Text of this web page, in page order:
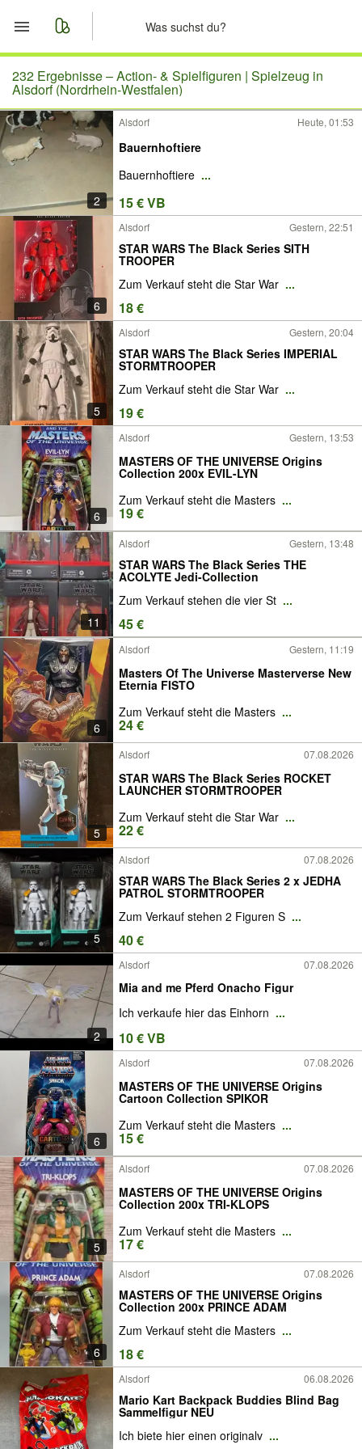
Start
Merkliste
Nachrichten
Anzeige aufgeben
232 Ergebnisse –Action- & Spielfiguren | Spielzeug in
Alsdorf (Nordrhein-Westfalen)
2
Alsdorf Heute, 01:53
Bauernhoftiere
Bauernhoftiere ...
15 € VB
6
Alsdorf Gestern, 22:51
STAR WARS The Black Series SITH
TROOPER
Zum Verkauf steht die Star War ...
18 €
5
Alsdorf Gestern, 20:04
STAR WARS The Black Series IMPERIAL
STORMTROOPER
Zum Verkauf steht die Star War ...
19 €
6
Alsdorf Gestern, 13:53
MASTERS OF THE UNIVERSE Origins
Collection 200x EVIL-LYN
Zum Verkauf steht die Masters ...
19 €
11
Alsdorf Gestern, 13:48
STAR WARS The Black Series THE
ACOLYTE Jedi-Collection
Zum Verkauf stehen die vier St ...
45 €
6
Alsdorf Gestern, 11:19
Masters Of The Universe Masterverse New
Eternia FISTO
Zum Verkauf steht die Masters ...
24 €
5
Alsdorf 07.08.2026
STAR WARS The Black Series ROCKET
LAUNCHER STORMTROOPER
Zum Verkauf steht die Star War ...
22 €
5
Alsdorf 07.08.2026
STAR WARS The Black Series 2 x JEDHA
PATROL STORMTROOPER
Zum Verkauf stehen 2 Figuren S ...
40 €
2
Alsdorf 07.08.2026
Mia and me Pferd Onacho Figur
Ich verkaufe hier das Einhorn ...
10 € VB
6
Alsdorf 07.08.2026
MASTERS OF THE UNIVERSE Origins
Cartoon Collection SPIKOR
Zum Verkauf steht die Masters ...
15 €
5
Alsdorf 07.08.2026
MASTERS OF THE UNIVERSE Origins
Collection 200x TRI-KLOPS
Zum Verkauf steht die Masters ...
17 €
6
Alsdorf 07.08.2026
MASTERS OF THE UNIVERSE Origins
Collection 200x PRINCE ADAM
Zum Verkauf steht die Masters ...
18 €
Alsdorf 06.08.2026
Mario Kart Backpack Buddies Blind Bag
Sammelfigur NEU
Ich biete hier einen originalv ...